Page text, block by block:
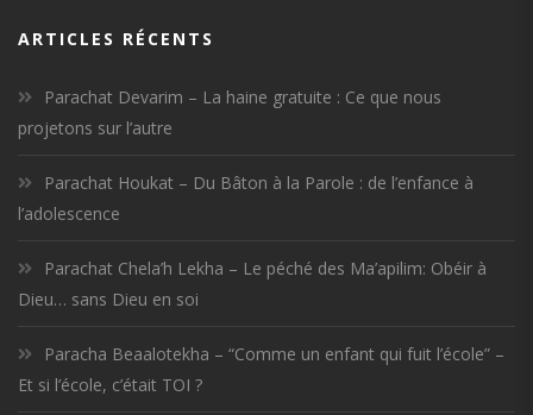
ARTICLES RÉCENTS
Parachat Devarim – La haine gratuite : Ce que nous
projetons sur l’autre
Parachat Houkat – Du Bâton à la Parole : de l’enfance à
l’adolescence
Parachat Chela’h Lekha – Le péché des Ma’apilim: Obéir à
Dieu… sans Dieu en soi
Paracha Beaalotekha – “Comme un enfant qui fuit l’école” –
Et si l’école, c’était TOI ?